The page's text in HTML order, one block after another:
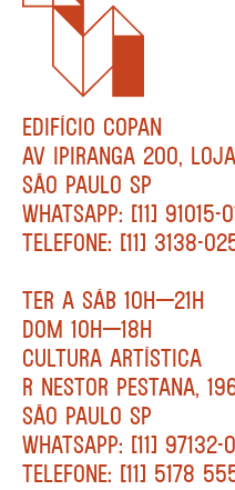
EDIFÍCIO COPAN
AV IPIRANGA 200,
SÃO PAULO SP
WHATSAPP: [11] 91015-
TELEFONE: [11] 3138-
TER A SÁB 10H—21H
DOM 10H—18H
CULTURA ARTÍSTICA
R NESTOR PESTANA,
SÃO PAULO SP
WHATSAPP: [11] 97132-
TELEFONE: [11] 5178